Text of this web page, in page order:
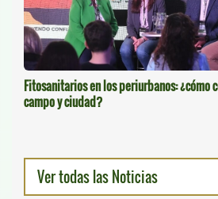
Fitosanitarios en los periurbanos: ¿cómo
campo y ciudad?
Ver todas las Noticias